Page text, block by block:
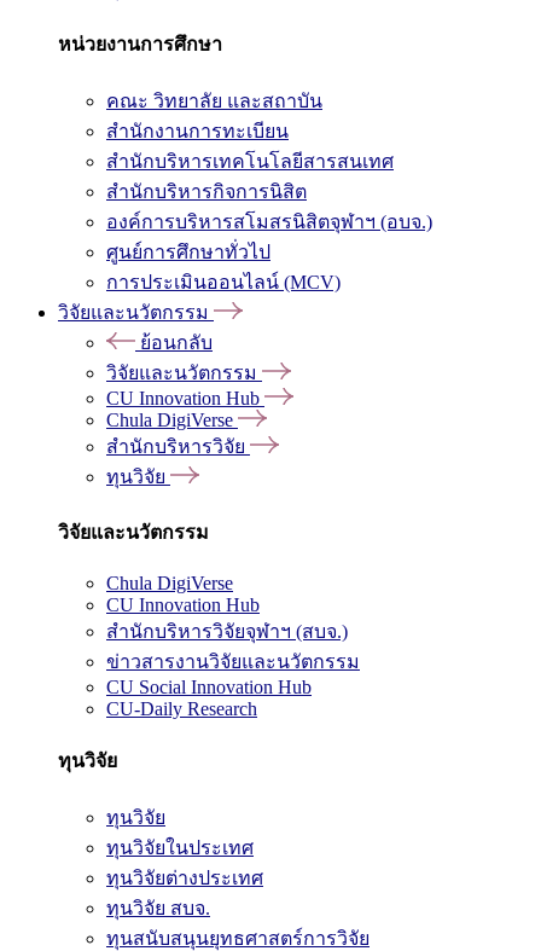
หน่วยงานการศึกษา
คณะ วิทยาลัย และสถาบัน
สำนักงานการทะเบียน
สำนักบริหารเทคโนโลยีสารสนเทศ
สำนักบริหารกิจการนิสิต
องค์การบริหารสโมสรนิสิตจุฬาฯ (อบจ.)
ศูนย์การศึกษาทั่วไป
การประเมินออนไลน์ (MCV)
วิจัยและนวัตกรรม
ย้อนกลับ
วิจัยและนวัตกรรม
CU Innovation Hub
Chula DigiVerse
สำนักบริหารวิจัย
ทุนวิจัย
วิจัยและนวัตกรรม
Chula DigiVerse
CU Innovation Hub
สำนักบริหารวิจัยจุฬาฯ (สบจ.)
ข่าวสารงานวิจัยและนวัตกรรม
CU Social Innovation Hub
CU-Daily Research
ทุนวิจัย
ทุนวิจัย
ทุนวิจัยในประเทศ
ทุนวิจัยต่างประเทศ
ทุนวิจัย สบจ.
ทุนสนับสนุนยุทธศาสตร์การวิจัย